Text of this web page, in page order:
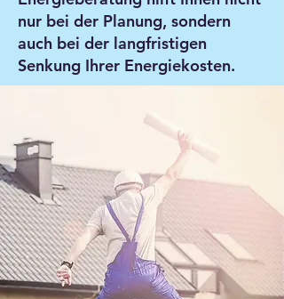
nur bei der Planung, sondern
auch bei der langfristigen
Senkung Ihrer Energiekosten.